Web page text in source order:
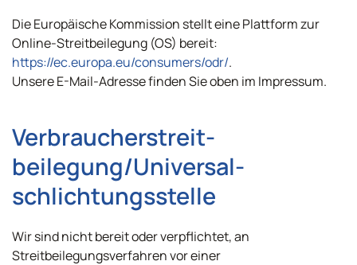
Die Europäische Kommission stellt eine Plattform zur
Online-Streitbeilegung (OS) bereit:
https://ec.europa.eu/consumers/odr/.
Unsere E-Mail-Adresse finden Sie oben im Impressum.
Verbraucher­streit­
beilegung/Universal­
schlichtungs­stelle
Wir sind nicht bereit oder verpflichtet, an
Streitbeilegungsverfahren vor einer